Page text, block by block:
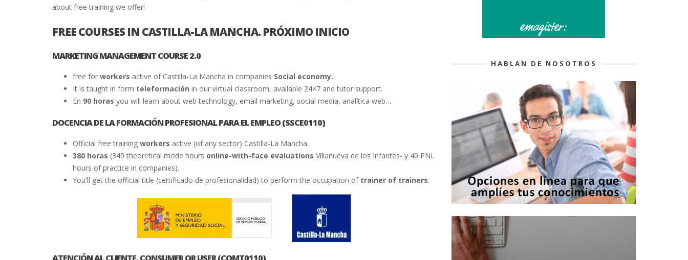
about free training we offer!
FREE COURSES IN CASTILLA-LA MANCHA. PRÓXIMO INICIO
MARKETING MANAGEMENT COURSE 2.0
free for workers active of Castilla-La Mancha in companies Social economy.
It is taught in form teleformación in our virtual classroom, available 24×7 and tutor support.
En 90 horas you will learn about web technology, email marketing, social media, analítica web…
DOCENCIA DE LA FORMACIÓN PROFESIONAL PARA EL EMPLEO (SSCE0110)
Official free training workers active (of any sector) Castilla-La Mancha.
380 horas (340 theoretical mode hours online-with-face evaluations Villanueva de los Infantes- y 40 PNL
hours of practice in companies).
You'll get the official title (certificado de profesionalidad) to perform the occupation of trainer of trainers.
HABLAN DE NOSOTROS